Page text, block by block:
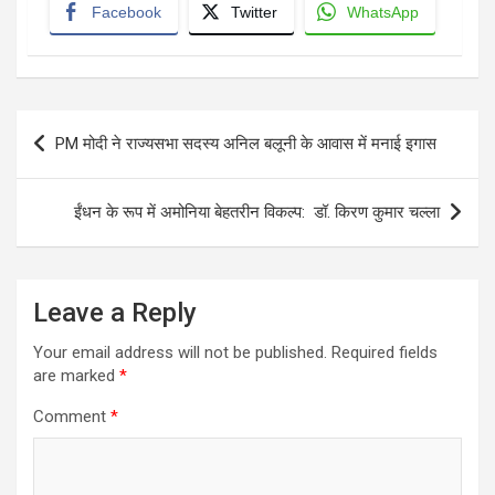
Facebook Twitter WhatsApp
Post
navigation
PM मोदी ने राज्यसभा सदस्य अनिल बलूनी के आवास में मनाई इगास
ईंधन के रूप में अमोनिया बेहतरीन विकल्प: डॉ. किरण कुमार चल्ला
Leave a Reply
Your email address will not be published. Required fields
are marked *
Comment *